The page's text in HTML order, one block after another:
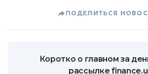
ПОДЕЛИТЬСЯ
Коротко о главном за
рассылке